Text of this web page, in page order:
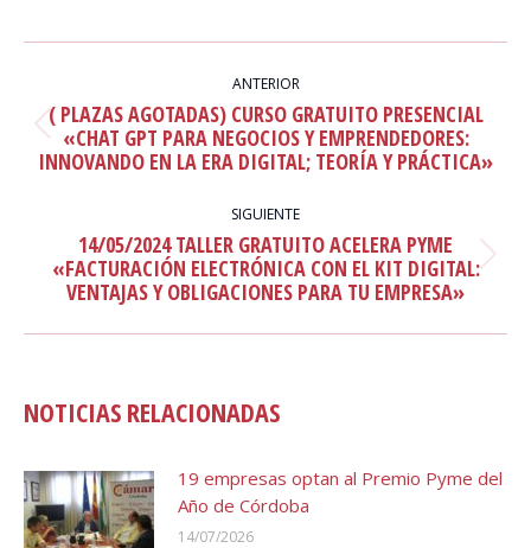
Facebook
X
WhatsApp
PUBLICACIONES
ANTERIOR
Publicación
anterior:
( PLAZAS AGOTADAS) CURSO GRATUITO PRESENCIAL
«CHAT GPT PARA NEGOCIOS Y EMPRENDEDORES:
INNOVANDO EN LA ERA DIGITAL; TEORÍA Y PRÁCTICA»
SIGUIENTE
Publicación
siguiente:
14/05/2024 TALLER GRATUITO ACELERA PYME
«FACTURACIÓN ELECTRÓNICA CON EL KIT DIGITAL:
VENTAJAS Y OBLIGACIONES PARA TU EMPRESA»
NOTICIAS RELACIONADAS
19 empresas optan al Premio Pyme del
Año de Córdoba
14/07/2026